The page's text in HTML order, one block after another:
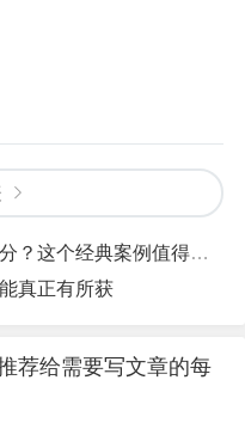
这个经典案例值得学习
真正有所获
荐给需要写文章的每